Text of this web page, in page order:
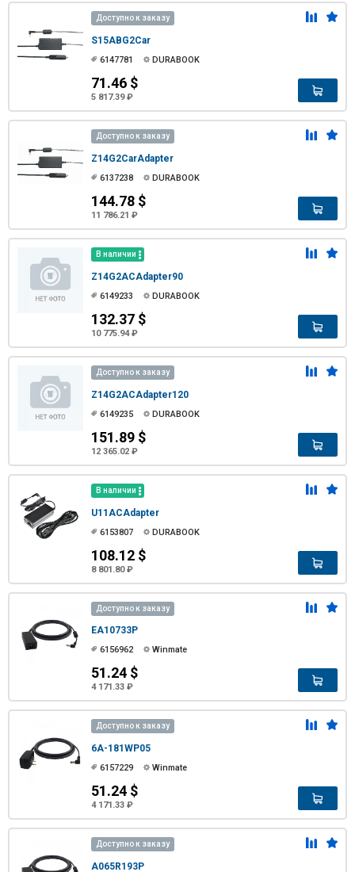
Доступно к заказу
S15ABG2Car
6147781 DURABOOK
71.46 $
5 817.39 ₽
Доступно к заказу
Z14G2CarAdapter
6137238 DURABOOK
144.78 $
11 786.21 ₽
В наличии
Z14G2ACAdapter90
6149233 DURABOOK
132.37 $
10 775.94 ₽
Доступно к заказу
Z14G2ACAdapter120
6149235 DURABOOK
151.89 $
12 365.02 ₽
В наличии
U11ACAdapter
6153807 DURABOOK
108.12 $
8 801.80 ₽
Доступно к заказу
EA10733P
6156962 Winmate
51.24 $
4 171.33 ₽
Доступно к заказу
6A-181WP05
6157229 Winmate
51.24 $
4 171.33 ₽
Доступно к заказу
A065R193P